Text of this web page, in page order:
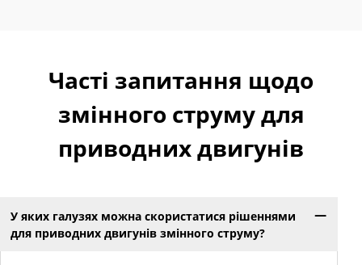
Часті запитання щодо
змінного струму для
приводних двигунів
У яких галузях можна скористатися рішеннями
для приводних двигунів змінного струму?